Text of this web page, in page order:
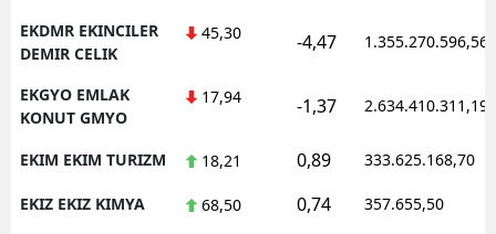
EKDMR EKINCILER
DEMIR CELIK
45,30 -4,47 1.355.270.596,56
EKGYO EMLAK
KONUT GMYO
17,94 -1,37 2.634.410.311,19
EKIM EKIM TURIZM 18,21 0,89 333.625.168,70
EKIZ EKIZ KIMYA 68,50 0,74 357.655,50